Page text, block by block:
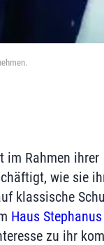
im Rahmen ihrer
wie sie
klassische
Haus Stephanus
zu ihr